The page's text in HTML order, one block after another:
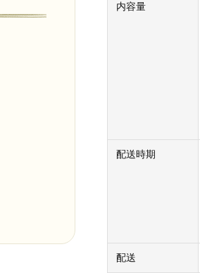
内容量
配送時期
配送